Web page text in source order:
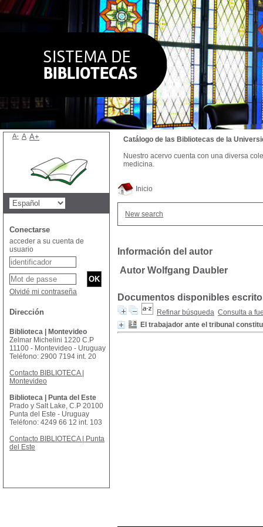
Inicio
New search
Información del autor
Autor Wolfgang Daubler
Documentos disponibles
Refinar búsqueda Consulta a
El trabajador ante el tribunal
Catálogo de las Bibliotecas de la
Nuestro acervo cuenta con una diversa
medicina.
A- A A+
Conectarse
acceder a su cuenta de
usuario
Olvidé mi contraseña
Dirección
Biblioteca | Montevideo
Zelmar Michelini 1220 C.P
11100 - Montevideo - Uruguay
Teléfono: 2900 7194 int. 20
Contacto BIBLIOTECA |
Montevideo
Biblioteca | Punta del Este
Prado y Salt Lake, C.P 20100
Punta del Este - Uruguay
Teléfono: 4249 66 12 int. 103
Contacto BIBLIOTECA | Punta
del Este